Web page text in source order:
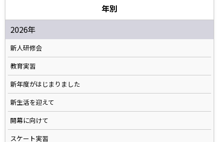
年別
2026年
新人研修会
教育実習
新年度がはじまりました
新生活を迎えて
開幕に向けて
スケート実習